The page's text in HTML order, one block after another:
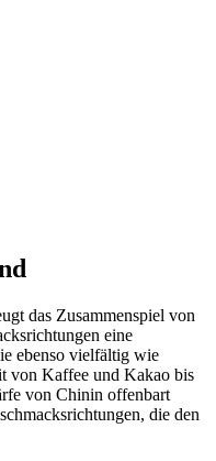
das Zusammenspiel von
eine
ebenso vielfältig wie
von Kaffee und Kakao bis
von Chinin offenbart
die den